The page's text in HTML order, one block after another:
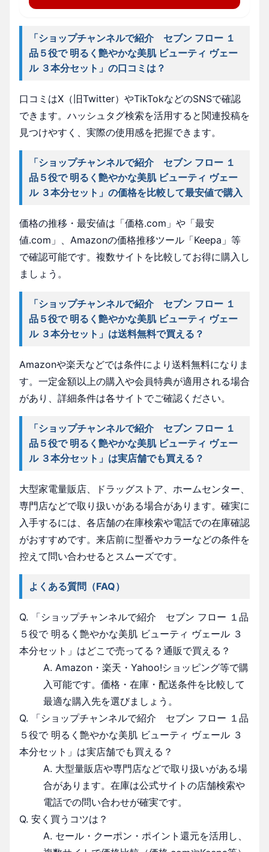
「ショップチャンネルで紹介 セブン フロー １
品５役で 明るく艶やかな美肌 ビューティ ヴェー
ル ３本分セット」の口コミは？
口コミはX（旧Twitter）やTikTokなどのSNSで確認
できます。ハッシュタグ検索を活用すると関連投稿を
見つけやすく、実際の使用感を把握できます。
「ショップチャンネルで紹介 セブン フロー １
品５役で 明るく艶やかな美肌 ビューティ ヴェー
ル ３本分セット」の価格を比較して最安値で購入
価格の推移・最安値は「価格.com」や「最安
値.com」、Amazonの価格推移ツール「Keepa」等
で確認可能です。複数サイトを比較してお得に購入し
ましょう。
「ショップチャンネルで紹介 セブン フロー １
品５役で 明るく艶やかな美肌 ビューティ ヴェー
ル ３本分セット」は送料無料で買える？
Amazonや楽天などでは条件により送料無料になりま
す。一定金額以上の購入や会員特典が適用される場合
があり、詳細条件は各サイトでご確認ください。
「ショップチャンネルで紹介 セブン フロー １
品５役で 明るく艶やかな美肌 ビューティ ヴェー
ル ３本分セット」は実店舗でも買える？
大型家電量販店、ドラッグストア、ホームセンター、
専門店などで取り扱いがある場合があります。確実に
入手するには、各店舗の在庫検索や電話での在庫確認
がおすすめです。来店前に型番やカラーなどの条件を
控えて問い合わせるとスムーズです。
よくある質問（FAQ）
Q. 「ショップチャンネルで紹介 セブン フロー １品
５役で 明るく艶やかな美肌 ビューティ ヴェール ３
本分セット」はどこで売ってる？通販で買える？
A. Amazon・楽天・Yahoo!ショッピング等で購
入可能です。価格・在庫・配送条件を比較して
最適な購入先を選びましょう。
Q. 「ショップチャンネルで紹介 セブン フロー １品
５役で 明るく艶やかな美肌 ビューティ ヴェール ３
本分セット」は実店舗でも買える？
A. 大型量販店や専門店などで取り扱いがある場
合があります。在庫は公式サイトの店舗検索や
電話での問い合わせが確実です。
Q. 安く買うコツは？
A. セール・クーポン・ポイント還元を活用し、